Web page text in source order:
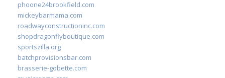
phoone24brookfield.com
mickeybarmama.com
roadwayconstructioninc.com
shopdragonflyboutique.com
sportszilla.org
batchprovisionsbar.com
brasserie-gobette.com